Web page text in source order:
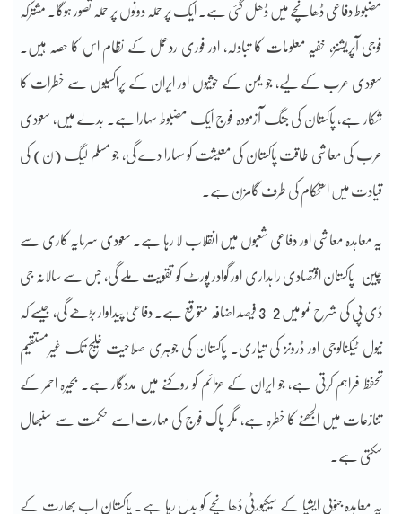
مضبوط دفاعی ڈھانچے میں ڈھل گئی ہے۔ ایک پر حملہ دونوں پر حملہ تصور ہوگا۔ مشترکہ
فوجی آپریشنز، خفیہ معلومات کا تبادلہ، اور فوری ردعمل کے نظام اس کا حصہ ہیں۔
سعودی عرب کے لیے، جو یمن کے حوثیوں اور ایران کے پراکسیوں سے خطرات کا
شکار ہے، پاکستان کی جنگ آزمودہ فوج ایک مضبوط سہارا ہے۔ بدلے میں، سعودی
عرب کی معاشی طاقت پاکستان کی معیشت کو سہارا دے گی، جو مسلم لیگ (ن) کی
قیادت میں استحکام کی طرف گامزن ہے۔
یہ معاہدہ معاشی اور دفاعی شعبوں میں انقلاب لا رہا ہے۔ سعودی سرمایہ کاری سے
چین-پاکستان اقتصادی راہداری اور گوادر پورٹ کو تقویت ملے گی، جس سے سالانہ جی
ڈی پی کی شرح نمو میں 2-3 فیصد اضافہ متوقع ہے۔ دفاعی پیداوار بڑھے گی، جیسے کہ
نیول ٹیکنالوجی اور ڈرونز کی تیاری۔ پاکستان کی جوہری صلاحیت خلیج تک غیرمستقیم
تحفظ فراہم کرتی ہے، جو ایران کے عزائم کو روکنے میں مددگار ہے۔ بحیرہ احمر کے
تنازعات میں الجھنے کا خطرہ ہے، مگر پاک فوج کی مہارت اسے حکمت سے سنبھال
سکتی ہے۔
یہ معاہدہ جنوبی ایشیا کے سیکیورٹی ڈھانچے کو بدل رہا ہے۔ پاکستان اب بھارت کے